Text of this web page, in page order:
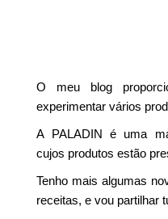
O meu blog
experimentar vários
A PALADIN é uma
cujos produtos estão
Tenho mais algumas
receitas, e vou partilhar